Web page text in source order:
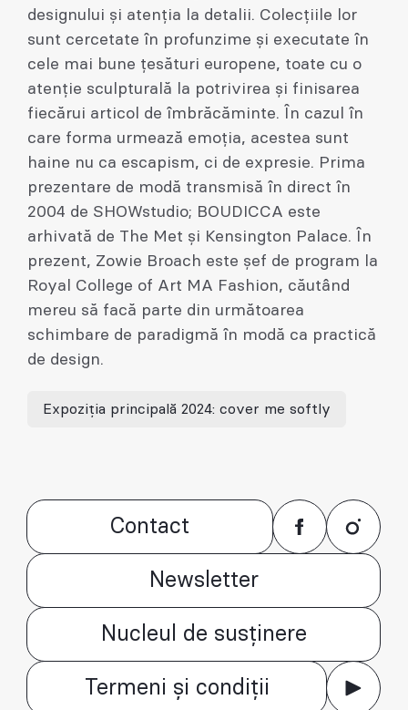
designului și atenția la detalii. Colecțiile lor
sunt cercetate în profunzime și executate în
cele mai bune țesături europene, toate cu o
atenție sculpturală la potrivirea și finisarea
fiecărui articol de îmbrăcăminte. În cazul în
care forma urmează emoția, acestea sunt
haine nu ca escapism, ci de expresie. Prima
prezentare de modă transmisă în direct în
2004 de SHOWstudio; BOUDICCA este
arhivată de The Met și Kensington Palace. În
prezent, Zowie Broach este șef de program la
Royal College of Art MA Fashion, căutând
mereu să facă parte din următoarea
schimbare de paradigmă în modă ca practică
de design.
Expoziția principală 2024: cover me softly
Contact
Newsletter
Nucleul de susținere
Termeni și condiții